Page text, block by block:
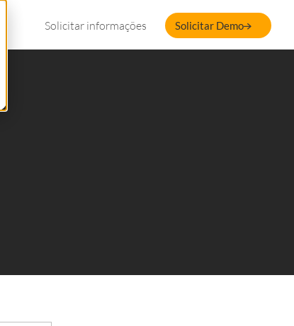
Solicitar informações Solicitar Demo